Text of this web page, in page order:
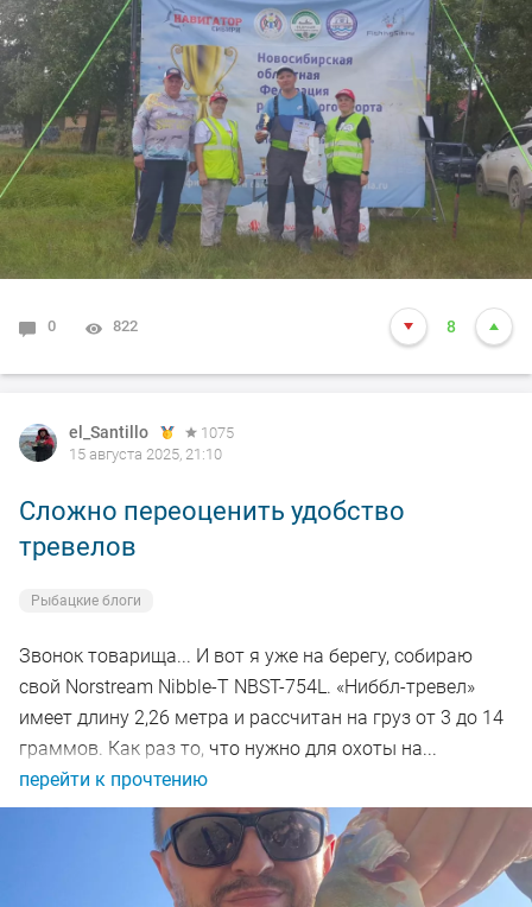
0 822 8
el_Santillo
1075
15 августа 2025, 21:10
Сложно переоценить удобство
тревелов
Рыбацкие блоги
Звонок товарища... И вот я уже на берегу, собираю
свой Norstream Nibble-T NBST-754L. «Ниббл-тревел»
имеет длину 2,26 метра и рассчитан на груз от 3 до 14
граммов. Как раз то, что нужно для охоты на...
перейти к прочтению